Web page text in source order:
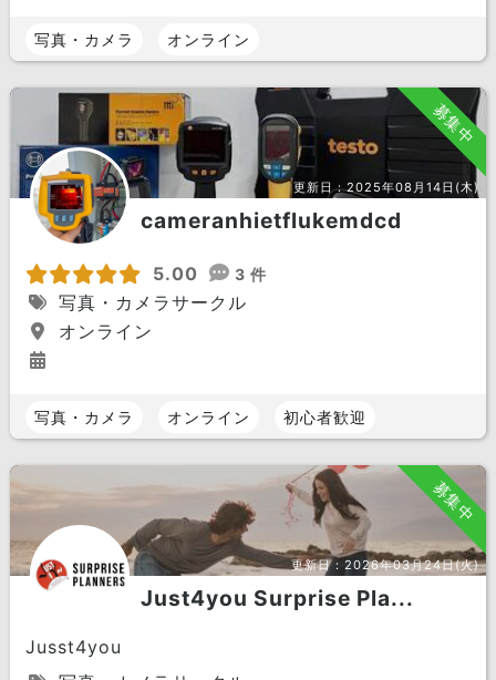
写真・カメラ オンライン
募集中
更新日：2025年08月14日(木)
cameranhietflukemdcd
5.00 3 件
写真・カメラサークル
オンライン
写真・カメラ オンライン 初心者歓迎
募集中
更新日：2026年03月24日(火)
Just4you Surprise Pla...
Jusst4you